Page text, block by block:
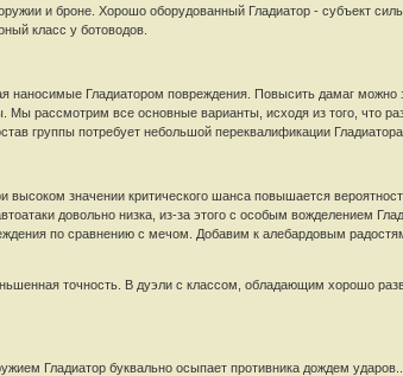
и броне. Хорошо оборудованный Гладиатор - субъект
класс у ботоводов.
наносимые Гладиатором повреждения. Повысить дамаг
Мы рассмотрим все основные варианты, исходя из того, что
группы потребует небольшой переквалификации Гладиатора.
значении критического шанса повышается
довольно низка, из-за этого с особым вожделением
по сравнению с мечом. Добавим к алебардовым
точность. В дуэли с классом, обладающим хорошо
Гладиатор буквально осыпает противника дождем